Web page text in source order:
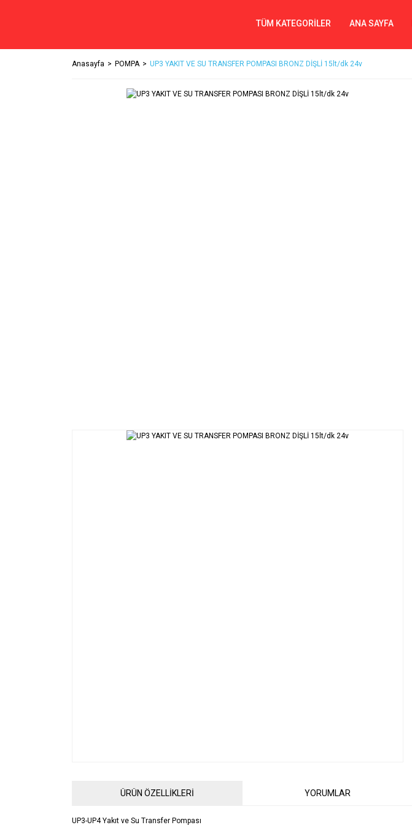
TÜM KATEGORİLER ANA SAYFA
Anasayfa POMPA UP3 YAKIT VE SU TRANSFER POMPASI BRONZ DİŞLİ 15lt/dk 24v
ÜRÜN ÖZELLİKLERİ YORUMLAR
UP3-UP4 Yakıt ve Su Transfer Pompası